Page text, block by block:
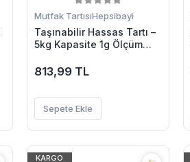
Mutfak TartısıHepsibayi
Taşınabilir Hassas Tartı –
5kg Kapasite 1g Ölçüm
813,99 TL
Sepete Ekle
KARGO